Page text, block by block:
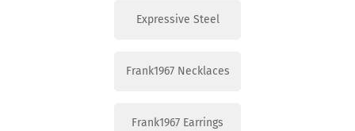
Expressive Steel
Frank1967 Necklaces
Frank1967 Earrings